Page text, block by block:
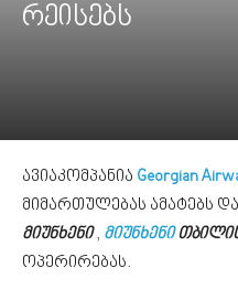
რეისებს
ავიაკომპანია Georgian
მიმართულებას ამატებს
მიუნხენი, მიუნხენი
ოპერირებას.